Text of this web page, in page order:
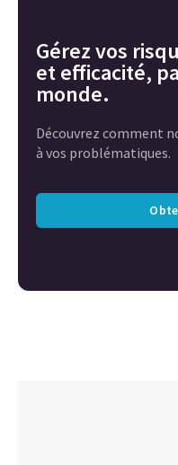
Gérez vos
et efficacité,
monde.
Découvrez comment
à vos problématiques.